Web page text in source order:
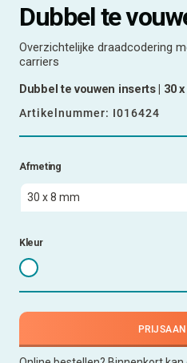
Dubbel te
Overzichtelijke draadcodering
carriers
Dubbel te vouwen inserts | 30 x
Artikelnummer: I016424
Afmeting
Kleur